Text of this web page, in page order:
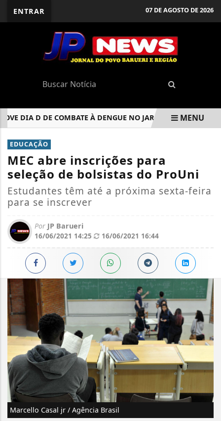
ENTRAR 07 DE AGOSTO DE 2026
DIA D DE COMBATE À DENGUE NO JARDIM AUDIR NESTE
EM ALTA
MENU
EDUCAÇÃO
MEC abre inscrições para
seleção de bolsistas do ProUni
Estudantes têm até a próxima sexta-feira
para se inscrever
Por JP Barueri
16/06/2021 14:25
16/06/2021 16:44
Marcello Casal jr / Agência Brasil